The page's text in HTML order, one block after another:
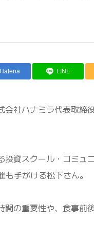
Hatena LINE
社ハナミラ代表取
資スクール・コミ
手がける松下さん。
間の重要性や、食事